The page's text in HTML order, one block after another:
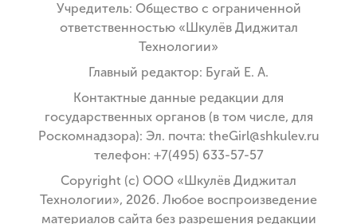
Учредитель: Общество с ограниченной
ответственностью «Шкулёв Диджитал
Технологии»
Главный редактор: Бугай Е. А.
Контактные данные редакции для
государственных органов (в том числе, для
Роскомнадзора): Эл. почта: theGirl@shkulev.ru
телефон: +7(495) 633-57-57
Copyright (с) ООО «Шкулёв Диджитал
Технологии», 2026. Любое воспроизведение
материалов сайта без разрешения редакции